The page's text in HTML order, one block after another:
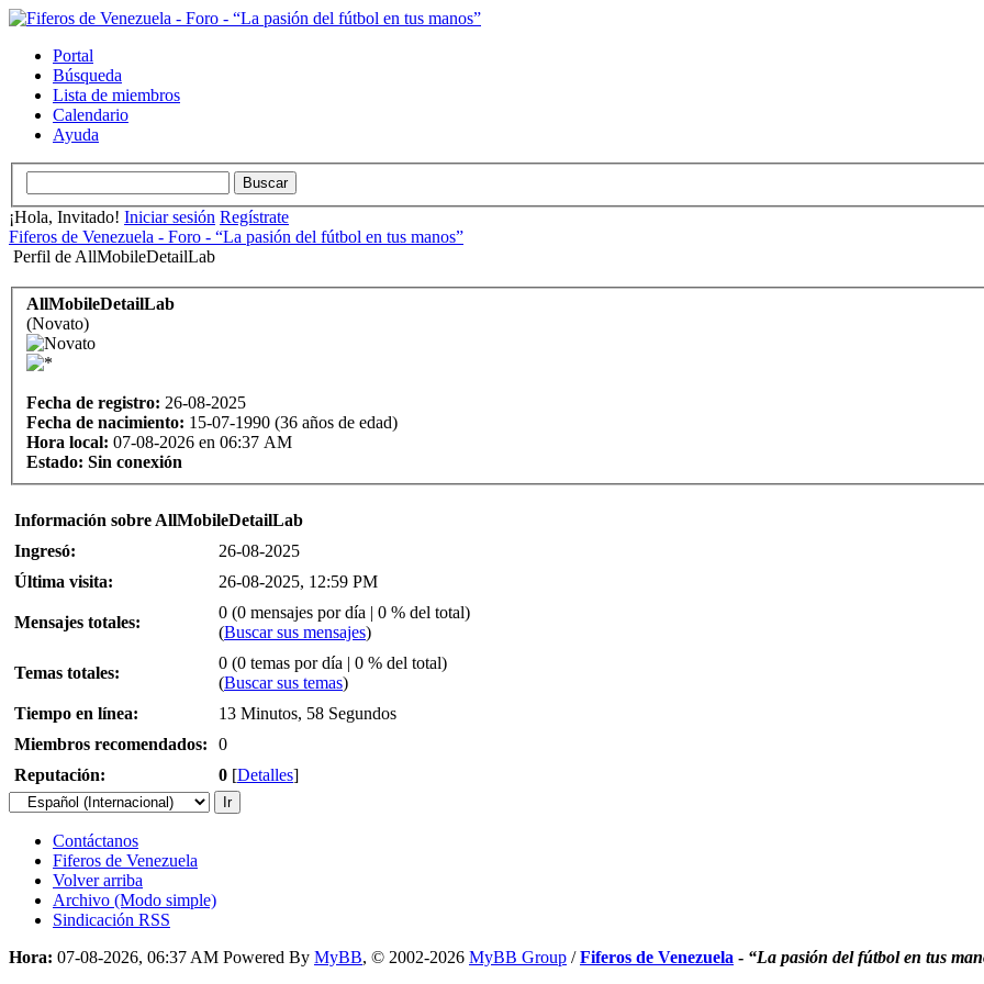
Portal
Búsqueda
Lista de miembros
Calendario
Ayuda
¡Hola, Invitado! Iniciar sesión Regístrate
Fiferos de Venezuela - Foro - “La pasión del fútbol en tus manos”
Perfil de AllMobileDetailLab
AllMobileDetailLab
(Novato)
Fecha de registro: 26-08-2025
Fecha de nacimiento: 15-07-1990 (36 años de edad)
Hora local: 07-08-2026 en 06:37 AM
Estado: Sin conexión
Información sobre AllMobileDetailLab
Ingresó:
26-08-2025
Última visita:
26-08-2025, 12:59 PM
Mensajes totales:
0 (0 mensajes por día | 0 % del total)
(Buscar sus mensajes)
Temas totales:
0 (0 temas por día | 0 % del total)
(Buscar sus temas)
Tiempo en línea:
13 Minutos, 58 Segundos
Miembros recomendados:
0
Reputación:
0 [Detalles]
Contáctanos
Fiferos de Venezuela
Volver arriba
Archivo (Modo simple)
Sindicación RSS
Hora: 07-08-2026, 06:37 AM Powered By MyBB, © 2002-2026 MyBB Group /Fiferos de Venezuela - “La pasión del fútbol en tus